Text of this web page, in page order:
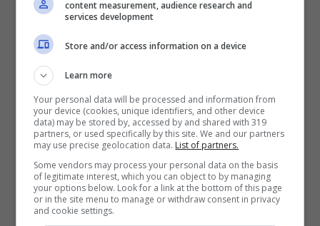
Formia / Guerra in Ucraina,
assessore Nervino: “macchina della
solidarietà prontamente attivata”
10 Marzo 2022
content measurement, audience research and
services development
Store and/or access information on a device
Learn more
Your personal data will be processed and information from
your device (cookies, unique identifiers, and other device
data) may be stored by, accessed by and shared with 319
partners, or used specifically by this site. We and our partners
may use precise geolocation data. List of partners.
Some vendors may process your personal data on the basis
of legitimate interest, which you can object to by managing
your options below. Look for a link at the bottom of this page
or in the site menu to manage or withdraw consent in privacy
and cookie settings.